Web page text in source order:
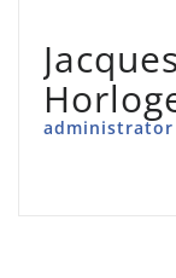
administrator